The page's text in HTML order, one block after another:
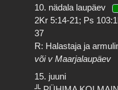
10. nädala laupäev
2Kr 5:14-21; Ps
37
R: Halastaja ja
või v Maarjalaupäev
15. juuni